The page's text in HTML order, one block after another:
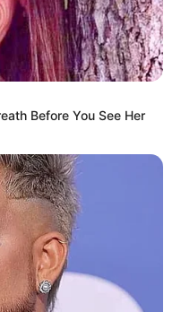
Before You See Her